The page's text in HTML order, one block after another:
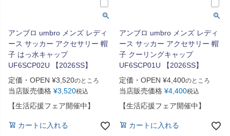
アンブロ umbro メンズ レディ
ース サッカー アクセサリー 帽
子 はっ水キャップ
UF6SCP02U 【2026SS】
定価・OPEN ¥3,520のところ
当店販売価格 ¥3,520税込
【生活応援フェア開催中】
カートに入れる
アンブロ umbro メンズ レディ
ース サッカー アクセサリー 帽
子 クーリングキャップ
UF6SCP01U 【2026SS】
定価・OPEN ¥4,400のところ
当店販売価格 ¥4,400税込
【生活応援フェア開催中】
カートに入れる